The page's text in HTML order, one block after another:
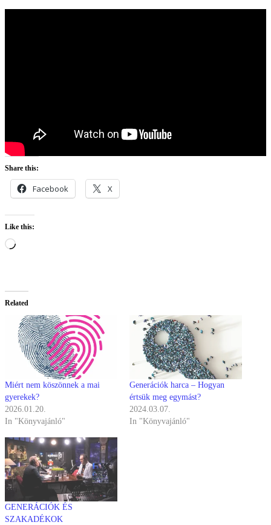
Share this:
Facebook X
Like this:
Loading…
Related
Miért nem köszönnek a mai
gyerekek?
2026.01.20.
In "Könyvajánló"
Generációk harca – Hogyan
értsük meg egymást?
2024.03.07.
In "Könyvajánló"
GENERÁCIÓK ÉS
SZAKADÉKOK